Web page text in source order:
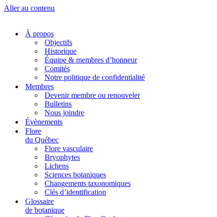
Aller au contenu
À propos
Objectifs
Historique
Équipe & membres d’honneur
Comités
Notre politique de confidentialité
Membres
Devenir membre ou renouveler
Bulletins
Nous joindre
Évènements
Flore
du Québec
Flore vasculaire
Bryophytes
Lichens
Sciences botaniques
Changements taxonomiques
Clés d’identification
Glossaire
de botanique